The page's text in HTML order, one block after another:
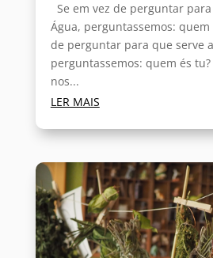
Se em vez de perguntar
Água, perguntassemos: quem
de perguntar para que serve
perguntassemos: quem és
nos...
LER MAIS